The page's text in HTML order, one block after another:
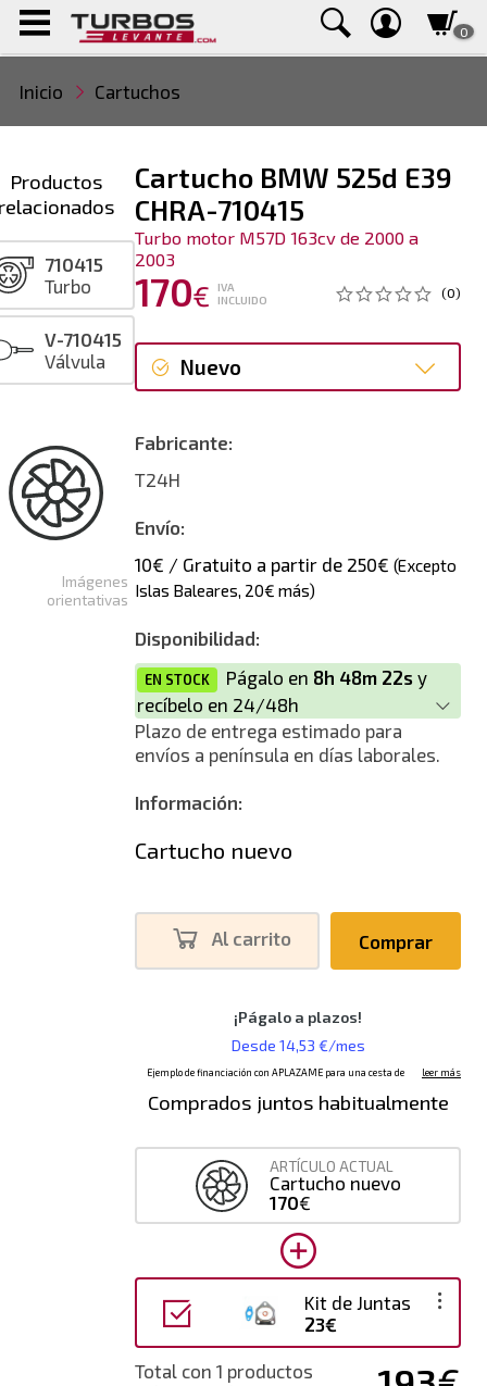
0
Inicio Cartuchos
Cartucho BMW 525d E39
CHRA-710415
Turbo motor M57D 163cv de 2000 a
2003
170€
IVA
INCLUIDO
(0)
Nuevo
Fabricante:
T24H
Envío:
10€ / Gratuito a partir de 250€ (Excepto
Islas Baleares, 20€ más)
Disponibilidad:
EN STOCK Págalo en 8h 48m 22s y
recíbelo en 24/48h
Plazo de entrega estimado para
envíos a península en días laborales.
Información:
Cartucho nuevo
Al carrito Comprar
Comprados juntos habitualmente
ARTÍCULO ACTUAL
Cartucho nuevo
170€
Kit de Juntas
23€
Total con 1 productos
Imágenes
orientativas
Productos
710415
Turbo
V-710415
Válvula